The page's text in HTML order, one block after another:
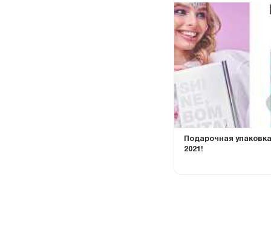
Подарочная
2021!